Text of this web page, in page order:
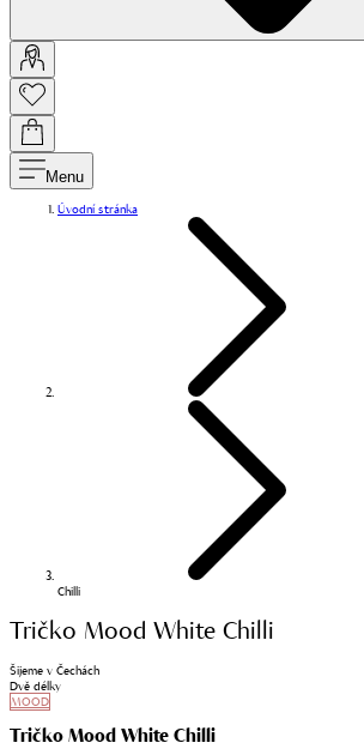
Menu
Úvodní stránka
Chilli
Tričko Mood White Chilli
Šijeme v Čechách
Dvě délky
MOOD
Tričko Mood White Chilli